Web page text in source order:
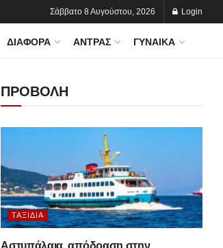
Σάββατο 8 Αυγούστου, 2026 Login
ΔΙΆΦΟΡΑ ΆΝΤΡΑΣ ΓΥΝΑΊΚΑ
ΠΡΟΒΟΛΗ
ΤΑΞΊΔΙΑ